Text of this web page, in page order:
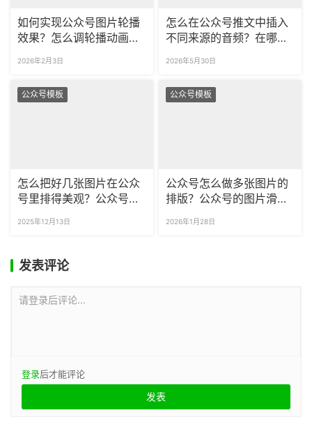
如何实现公众号图片轮播
效果？怎么调轮播动画时
2026年2月3日
怎么在公众号推文中插入
不同来源的音频？在哪找
样式？
2026年5月30日
公众号模板
怎么把好几张图片在公众
号里排得美观？公众号的
2025年12月13日
公众号模板
公众号怎么做多张图片的
排版？公众号的图片滑动
2026年1月28日
发表评论
请登录后评论...
登录后才能评论